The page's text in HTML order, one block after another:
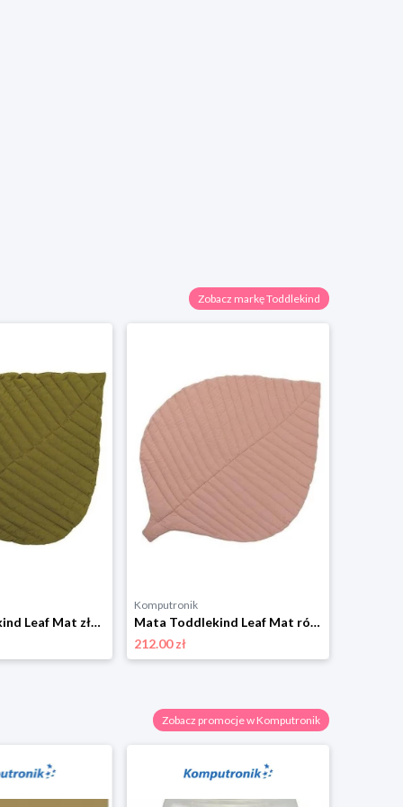
Zobacz markę Toddlekind
Mata Toddlekind Leaf Mat złoty
Komputronik
Mata Toddlekind Leaf Mat różowy
212.00 zł
Zobacz promocje w Komputronik